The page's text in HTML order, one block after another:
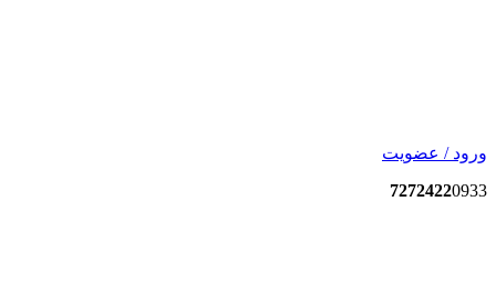
ورود / عضویت
72724220933